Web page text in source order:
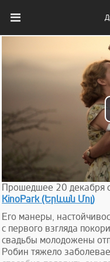
Прошедшее 20 декабря
KinoPark (Երևան Մոլ)
Его манеры,
с первого взгляда
свадьбы молодожены
Робин тяжело